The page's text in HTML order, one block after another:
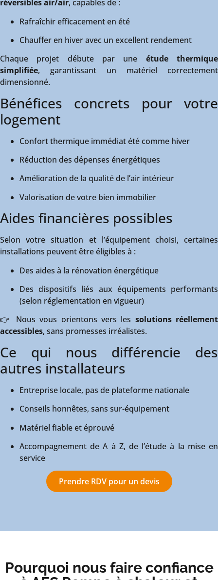
réversibles air/air, capables de :
Rafraîchir efficacement en été
Chauffer en hiver avec un excellent rendement
Chaque projet débute par une étude thermique
simplifiée, garantissant un matériel correctement
dimensionné.
Bénéfices concrets pour votre
logement
Confort thermique immédiat été comme hiver
Réduction des dépenses énergétiques
Amélioration de la qualité de l’air intérieur
Valorisation de votre bien immobilier
Aides financières possibles
Selon votre situation et l’équipement choisi, certaines
installations peuvent être éligibles à :
Des aides à la rénovation énergétique
Des dispositifs liés aux équipements performants
(selon réglementation en vigueur)
👉 Nous vous orientons vers les solutions réellement
accessibles, sans promesses irréalistes.
Ce qui nous différencie des
autres installateurs
Entreprise locale, pas de plateforme nationale
Conseils honnêtes, sans sur-équipement
Matériel fiable et éprouvé
Accompagnement de A à Z, de l’étude à la mise en
service
Prendre RDV pour un devis
Pourquoi nous faire confiance